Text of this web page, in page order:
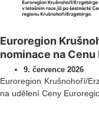
Euroregion
nominace na
9. července 2026
Euroregion Krušnohoří/
na udělení Ceny